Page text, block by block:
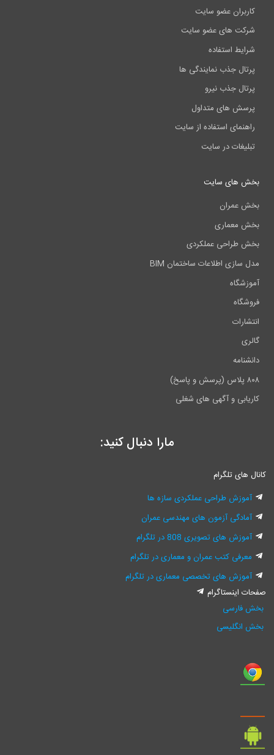
کاربران عضو سایت
شرکت های عضو سایت
شرایط استفاده
پرتال جذب نمایندگی ها
پرتال جذب نیرو
پرسش های متداول
راهنمای استفاده از سایت
تبلیغات در سایت
بخش های سایت
بخش عمران
بخش معماری
بخش طراحی عملکردی
مدل سازی اطلاعات ساختمان BIM
آموزشگاه
فروشگاه
انتشارات
گالری
دانشنامه
۸۰۸ پلاس (پرسش و پاسخ)
کاریابی و آگهی های شغلی
مارا دنبال کنید:
کانال های تلگرام
آموزش طراحی عملکردی سازه ها
آمادگی آزمون های مهندسی عمران
آموزش های تصویری 808 در تلگرام
معرفی کتب عمران و معماری در تلگرام
آموزش های تخصصی معماری در تلگرام
صفحات اینستاگرام
بخش فارسی
بخش انگلیسی